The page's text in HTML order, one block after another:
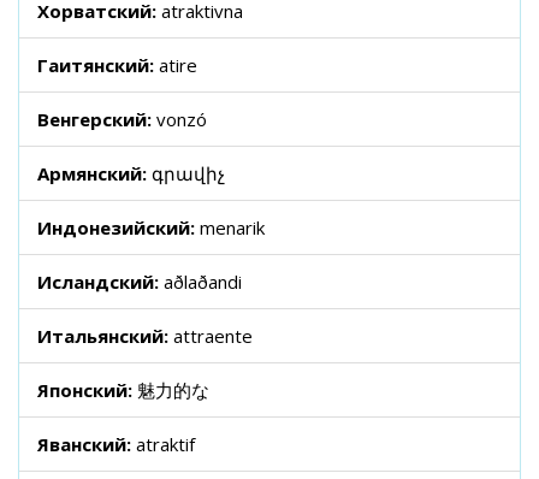
Хорватский: atraktivna
Гаитянский: atire
Венгерский: vonzó
Армянский: գրավիչ
Индонезийский: menarik
Исландский: aðlaðandi
Итальянский: attraente
Японский: 魅力的な
Яванский: atraktif